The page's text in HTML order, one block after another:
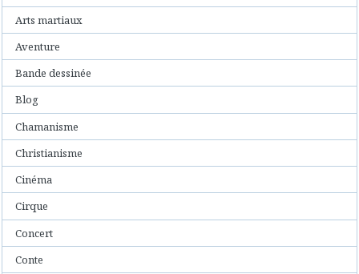
Arts martiaux
Aventure
Bande dessinée
Blog
Chamanisme
Christianisme
Cinéma
Cirque
Concert
Conte